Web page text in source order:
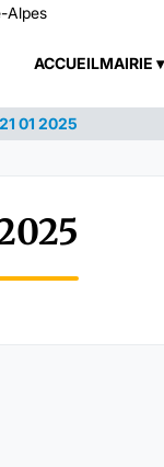
Alpes
ACCUEILMAIRIE
01 2025